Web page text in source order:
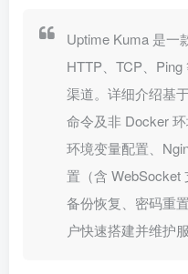
Uptime Kuma 是一
HTTP、TCP、
渠道。详细介绍基
命令及非 Docker
环境变量配置、
置（含 WebSocket
备份恢复、密码重
户快速搭建并维护